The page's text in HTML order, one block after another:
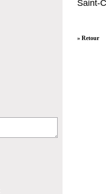
Saint-
» Retour